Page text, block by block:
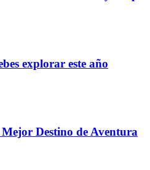
explorar este año
Destino de Aventura